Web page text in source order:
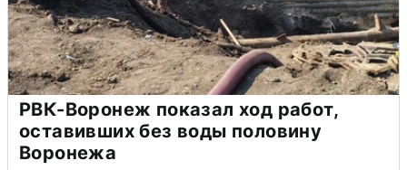
РВК-Воронеж показал ход работ,
оставивших без воды половину
Воронежа